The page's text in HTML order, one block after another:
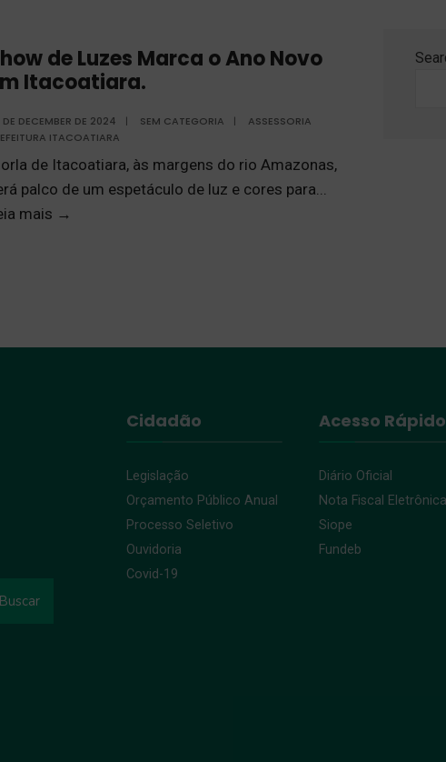
de Luzes Marca o Ano Novo
Itacoatiara.
DECEMBER DE 2024 | SEM CATEGORIA |
ASSESSORIA
ITACOATIARA
de Itacoatiara, às margens do rio Amazonas,
palco de um espetáculo de luz e cores para...
mais →
Buscar
Cidadão
Legislação
Orçamento Público Anual
Processo Seletivo
Ouvidoria
Covid-19
Acesso Rápido
Diário Oficial
Nota Fiscal Eletrônica
Siope
Fundeb